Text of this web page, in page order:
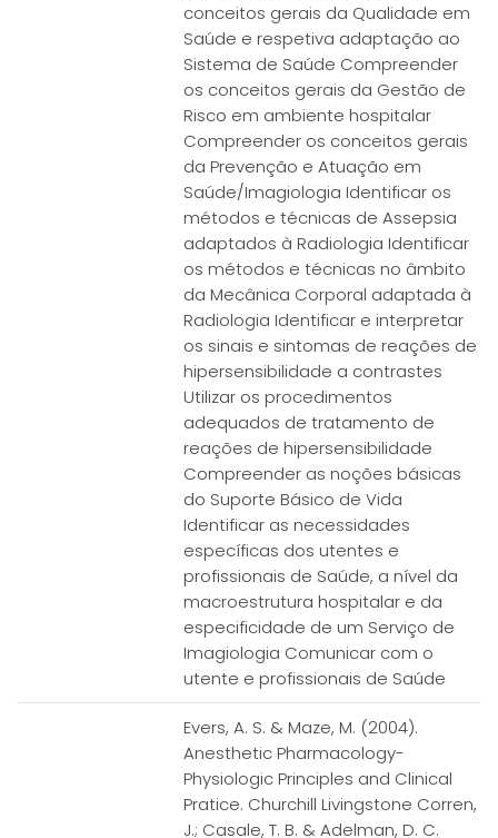
conceitos gerais da Qualidade em
Saúde e respetiva adaptação ao
Sistema de Saúde Compreender
os conceitos gerais da Gestão de
Risco em ambiente hospitalar
Compreender os conceitos gerais
da Prevenção e Atuação em
Saúde/Imagiologia Identificar os
métodos e técnicas de Assepsia
adaptados à Radiologia Identificar
os métodos e técnicas no âmbito
da Mecânica Corporal adaptada à
Radiologia Identificar e interpretar
os sinais e sintomas de reações de
hipersensibilidade a contrastes
Utilizar os procedimentos
adequados de tratamento de
reações de hipersensibilidade
Compreender as noções básicas
do Suporte Básico de Vida
Identificar as necessidades
específicas dos utentes e
profissionais de Saúde, a nível da
macroestrutura hospitalar e da
especificidade de um Serviço de
Imagiologia Comunicar com o
utente e profissionais de Saúde
Evers, A. S. & Maze, M. (2004).
Anesthetic Pharmacology-
Physiologic Principles and Clinical
Pratice. Churchill Livingstone Corren,
J.; Casale, T. B. & Adelman, D. C.